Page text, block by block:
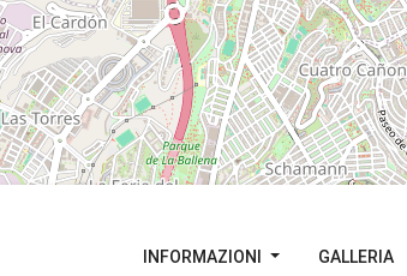
INFORMAZIONI GALLERIA